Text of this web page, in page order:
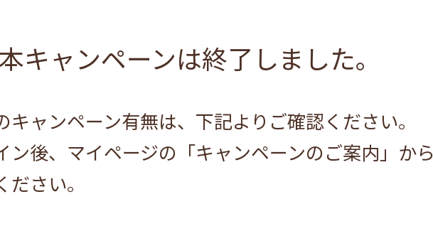
本キャンペーンは終了しました。
キャンペーン有無は、下記よりご確認ください。
後、マイページの「キャンペーンのご案内」から
ださい。